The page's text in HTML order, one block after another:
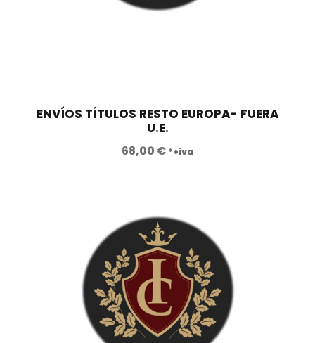
ENVÍOS TÍTULOS RESTO EUROPA- FUERA
U.E.
68,00 € *+iva